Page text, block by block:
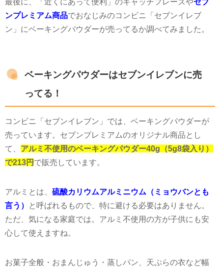
最後に、「近くにあって便利」のキャッチフレーズやセブ
ンプレミアム商品でおなじみのコンビニ「セブンイレブ
ン」にベーキングパウダーが売ってるか調べてみました。
ベーキングパウダーはセブンイレブンに売
ってる！
コンビニ「セブンイレブン」では、ベーキングパウダーが
売っています。セブンプレミアムのオリジナル商品とし
て、 アルミ不使用のベーキングパウダー40g（5g8袋入り）
で213円 で販売しています。
アルミとは、 硫酸カリウムアルミニウム（ミョウバンとも
言う）
と呼ばれるもので、特に避ける必要はありません。
ただ、気になる家庭では。アルミ不使用の方が子供にも安
心して使えますね。
お菓子全般・おまんじゅう・蒸しパン、天ぷらの衣など幅